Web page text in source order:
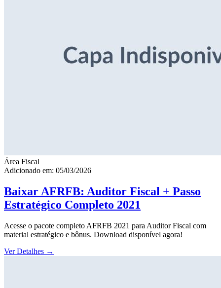
Área Fiscal
Adicionado em: 05/03/2026
Baixar AFRFB: Auditor Fiscal + Passo
Estratégico Completo 2021
Acesse o pacote completo AFRFB 2021 para Auditor Fiscal com
material estratégico e bônus. Download disponível agora!
Ver Detalhes →